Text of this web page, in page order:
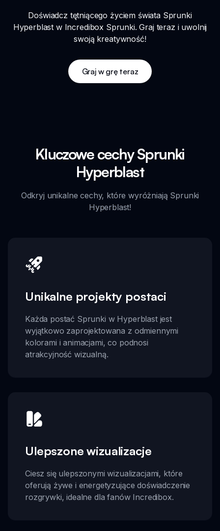
Doświadcz tętniącego życiem świata Sprunki
Hyperblast w Incredibox Sprunki. Graj teraz i uwolnij
swoją kreatywność!
Graj w grę teraz
Kluczowe cechy Sprunki
Hyperblast
Odkryj unikalne cechy, które wyróżniają Sprunki
Hyperblast!
Unikalne projekty postaci
Każda postać Sprunki w Hyperblast jest
wyjątkowo zaprojektowana z odmiennymi
kolorami i animacjami, co podnosi
atrakcyjność wizualną.
Ulepszone wizualizacje
Ciesz się ulepszonymi wizualizacjami, które
oferują żywe i energetyzujące doświadczenie
rozgrywki, idealne dla fanów Incredibox.